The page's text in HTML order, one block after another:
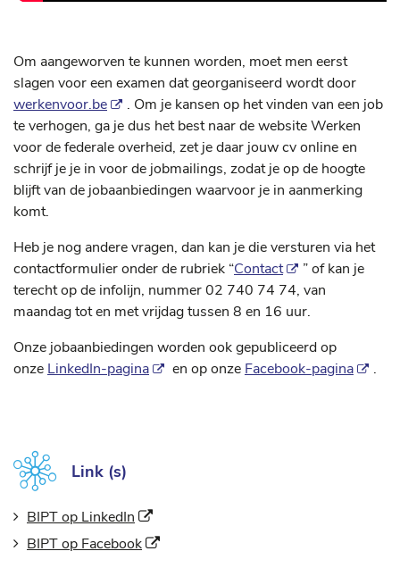
Om aangeworven te kunnen worden, moet men eerst
slagen voor een examen dat georganiseerd wordt door
werkenvoor.be
. Om je kansen op het vinden van een job
te verhogen, ga je dus het best naar de website Werken
voor de federale overheid, zet je daar jouw cv online en
schrijf je je in voor de jobmailings, zodat je op de hoogte
blijft van de jobaanbiedingen waarvoor je in aanmerking
komt.
Heb je nog andere vragen, dan kan je die versturen via het
contactformulier onder de rubriek “Contact
” of kan je
terecht op de infolijn, nummer 02 740 74 74, van
maandag tot en met vrijdag tussen 8 en 16 uur.
Onze jobaanbiedingen worden ook gepubliceerd op
onze LinkedIn-pagina en op onze Facebook-pagina .
Link (s)
BIPT op LinkedIn
(Nieuw venster)
BIPT op Facebook
(Nieuw venster)